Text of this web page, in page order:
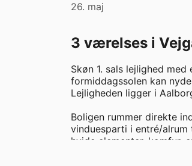
26. maj
3 værelses i
Skøn 1. sals lejlighed
formiddagssolen kan
Lejligheden ligger i
Boligen rummer direkte
vinduesparti i entré/
hvide elementer, komfur,